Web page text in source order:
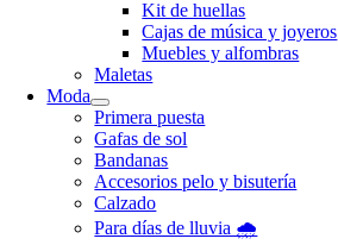
Kit de huellas
Cajas de música y joyeros
Muebles y alfombras
Maletas
Moda
Primera puesta
Gafas de sol
Bandanas
Accesorios pelo y bisutería
Calzado
Para días de lluvia 🌧️